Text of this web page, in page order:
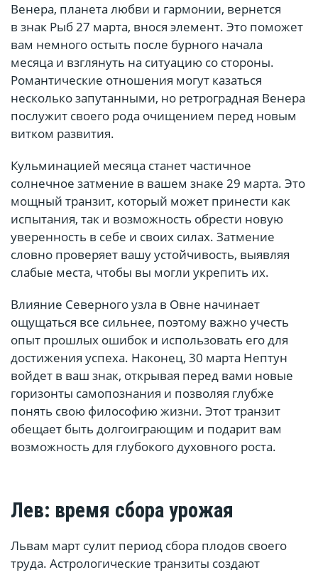
Венера, планета любви и гармонии, вернется
в знак Рыб 27 марта, внося элемент. Это поможет
вам немного остыть после бурного начала
месяца и взглянуть на ситуацию со стороны.
Романтические отношения могут казаться
несколько запутанными, но ретроградная Венера
послужит своего рода очищением перед новым
витком развития.
Кульминацией месяца станет частичное
солнечное затмение в вашем знаке 29 марта. Это
мощный транзит, который может принести как
испытания, так и возможность обрести новую
уверенность в себе и своих силах. Затмение
словно проверяет вашу устойчивость, выявляя
слабые места, чтобы вы могли укрепить их.
Влияние Северного узла в Овне начинает
ощущаться все сильнее, поэтому важно учесть
опыт прошлых ошибок и использовать его для
достижения успеха. Наконец, 30 марта Нептун
войдет в ваш знак, открывая перед вами новые
горизонты самопознания и позволяя глубже
понять свою философию жизни. Этот транзит
обещает быть долгоиграющим и подарит вам
возможность для глубокого духовного роста.
Лев: время сбора урожая
Львам март сулит период сбора плодов своего
труда. Астрологические транзиты создают